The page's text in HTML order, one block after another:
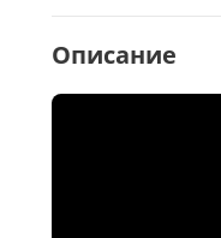
Описание